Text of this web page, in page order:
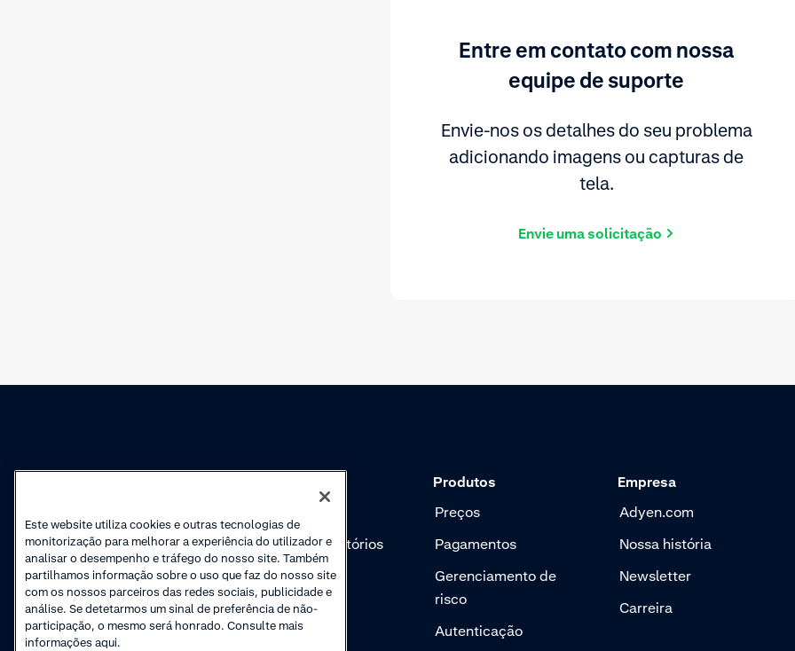
Entre em contato com nossa
equipe de suporte
Envie-nos os detalhes do seu problema
adicionando imagens ou capturas de
tela.
Envie uma solicitação
Atualizações de
produto
Vídeos introdutórios
'Como'
Produtos
Preços
Pagamentos
Gerenciamento de
risco
Autenticação
Empresa
Adyen.com
Nossa história
Newsletter
Carreira
Este website utiliza cookies e outras tecnologias de
monitorização para melhorar a experiência do utilizador e
analisar o desempenho e tráfego do nosso site. Também
partilhamos informação sobre o uso que faz do nosso site
com os nossos parceiros das redes sociais, publicidade e
análise. Se detetarmos um sinal de preferência de não-
participação, o mesmo será honrado. Consulte mais
informações aqui.